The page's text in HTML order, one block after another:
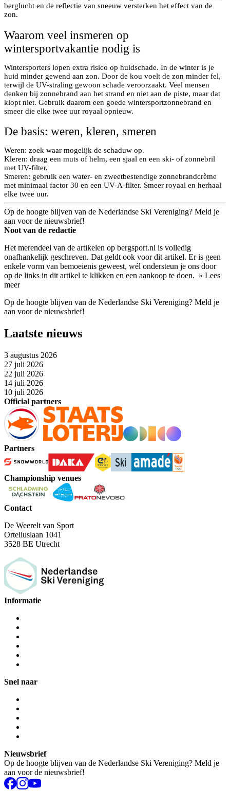
berglucht en de reflectie van sneeuw versterken het effect van de
zon.
Waarom veel insmeren op
wintersportvakantie nodig is
Wintersporters lopen extra risico op huidschade. In de winter is je
huid minder gewend aan zon. Door de kou voelt de zon minder fel,
terwijl de UV-straling gewoon schade veroorzaakt. Veel mensen
denken bij zonnebrand aan het strand en niet aan de piste, maar dat
klopt niet. Gebruik daarom een goede wintersportzonnebrand en
smeer die elke twee uur royaal opnieuw.
De basis: weren, kleren, smeren
Weren: zoek waar mogelijk de schaduw op.
Kleren: draag een muts of helm, een sjaal en een ski- of zonnebril
met UV-filter.
Smeren: gebruik een water- en zweetbestendige zonnebrandcrème
met minimaal factor 30 en een UV-A-filter. Smeer royaal en herhaal
elke twee uur.
Op de hoogte blijven van de Nederlandse Ski Vereniging? Meld je
aan voor de nieuwsbrief!
Noot van de redactie
Het merendeel van de artikelen op bergsport.nl is volledig
onafhankelijk geschreven. Dat geldt ook voor dit artikel. Er is geen
enkele vorm van bemoeienis geweest, wél ondersteun je ons door
op de links in dit artikel te klikken en een aankoop te doen. » Lees
meer
Op de hoogte blijven van de Nederlandse Ski Vereniging? Meld je
aan voor de nieuwsbrief!
Laatste nieuws
3 augustus 2026
27 juli 2026
22 juli 2026
14 juli 2026
10 juli 2026
Official partners
Partners
Championship venues
Contact
De Weerelt van Sport
Orteliuslaan 1041
3528 BE Utrecht
Informatie
Snel naar
Nieuwsbrief
Op de hoogte blijven van de Nederlandse Ski Vereniging? Meld je
aan voor de nieuwsbrief!